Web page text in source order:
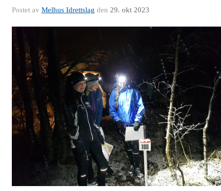
Postet av Melhus Idrettslag den 29. okt 2023